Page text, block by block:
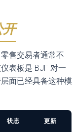
开
售交易者通常不
表板是 BJF 对一
面已经具备这种模
状态 更新